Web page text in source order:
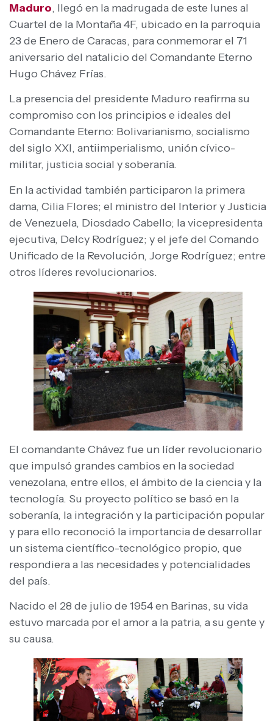
Maduro, llegó en la madrugada de este lunes al
Cuartel de la Montaña 4F, ubicado en la parroquia
23 de Enero de Caracas, para conmemorar el 71
aniversario del natalicio del Comandante Eterno
Hugo Chávez Frías.
La presencia del presidente Maduro reafirma su
compromiso con los principios e ideales del
Comandante Eterno: Bolivarianismo, socialismo
del siglo XXI, antiimperialismo, unión cívico-
militar, justicia social y soberanía.
En la actividad también participaron la primera
dama, Cilia Flores; el ministro del Interior y Justicia
de Venezuela, Diosdado Cabello; la vicepresidenta
ejecutiva, Delcy Rodríguez; y el jefe del Comando
Unificado de la Revolución, Jorge Rodríguez; entre
otros líderes revolucionarios.
El comandante Chávez fue un líder revolucionario
que impulsó grandes cambios en la sociedad
venezolana, entre ellos, el ámbito de la ciencia y la
tecnología. Su proyecto político se basó en la
soberanía, la integración y la participación popular
y para ello reconoció la importancia de desarrollar
un sistema científico-tecnológico propio, que
respondiera a las necesidades y potencialidades
del país.
Nacido el 28 de julio de 1954 en Barinas, su vida
estuvo marcada por el amor a la patria, a su gente y
su causa.